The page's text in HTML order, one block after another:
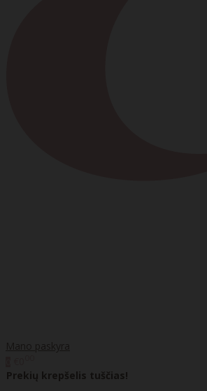
Mano paskyra
Prekių krepšelis tuščias!